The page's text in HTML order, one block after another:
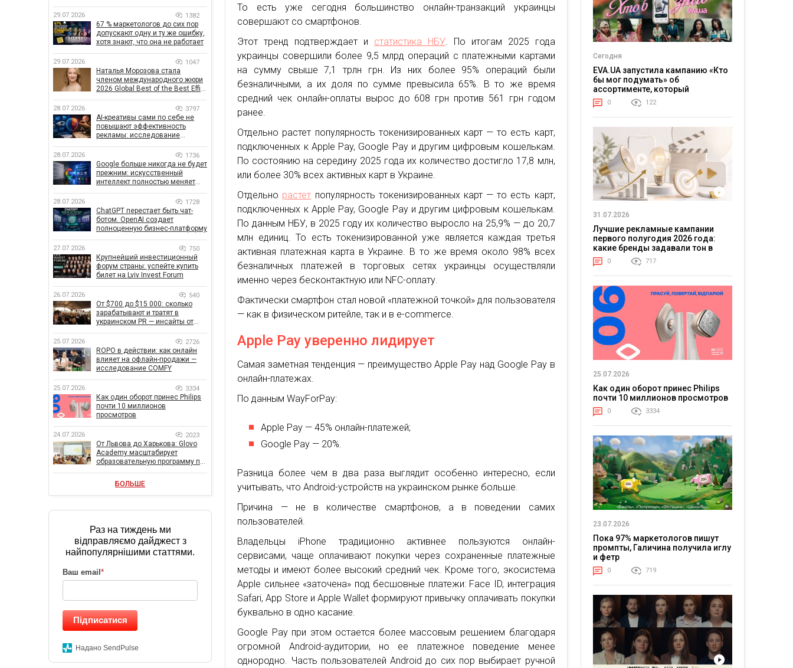
То есть уже сегодня большинство онлайн-транзакций украинцы
совершают со смартфонов.
Этот тренд подтверждает и статистика НБУ. По итогам 2025 года
украинцы совершили более 9,5 млрд операций с платежными картами
на сумму свыше 7,1 трлн грн. Из них более 95% операций были
безналичными, а их доля по сумме превысила 65%. В то же время
средний чек онлайн-оплаты вырос до 608 грн против 561 грн годом
ранее.
Отдельно растет популярность токенизированных карт — то есть карт,
подключенных к Apple Pay, Google Pay и другим цифровым кошелькам.
По состоянию на середину 2025 года их количество достигло 17,8 млн,
или более 30% всех активных карт в Украине.
Отдельно растет популярность токенизированных карт — то есть карт,
подключенных к Apple Pay, Google Pay и другим цифровым кошелькам.
По данным НБУ, в 2025 году их количество выросло на 25,9% — до 20,7
млн единиц. То есть токенизированной уже является каждая третья
активная платежная карта в Украине. В то же время около 98% всех
безналичных платежей в торговых сетях украинцы осуществляли
именно через бесконтактную или NFC-оплату.
Фактически смартфон стал новой «платежной точкой» для пользователя
— как в физическом ритейле, так и в e-commerce.
Apple Pay уверенно лидирует
Самая заметная тенденция — преимущество Apple Pay над Google Pay в
онлайн-платежах.
По данным WayForPay:
Apple Pay — 45% онлайн-платежей;
Google Pay — 20%.
Разница более чем в два раза выглядит особенно интересно, если
учитывать, что Android-устройств на украинском рынке больше.
Причина — не в количестве смартфонов, а в поведении самих
пользователей.
Владельцы iPhone традиционно активнее пользуются онлайн-
сервисами, чаще оплачивают покупки через сохраненные платежные
методы и имеют более высокий средний чек. Кроме того, экосистема
Apple сильнее «заточена» под бесшовные платежи: Face ID, интеграция
Safari, App Store и Apple Wallet формируют привычку оплачивать покупки
буквально в одно касание.
Google Pay при этом остается более массовым решением благодаря
огромной Android-аудитории, но ее платежное поведение менее
однородно. Часть пользователей Android до сих пор выбирает ручной
29.07.2026 1382
67 % маркетологов до сих пор
допускают одну и ту же ошибку,
хотя знают, что она не работает
29.07.2026 1047
Наталья Морозова стала
членом международного жюри
2026 Global Best of the Best Effie
28.07.2026 3797
AI-креативы сами по себе не
повышают эффективность
рекламы: исследование
влияет на эффективность
кампаний
28.07.2026 1736
Google больше никогда не будет
прежним: искусственный
интеллект полностью меняет
28.07.2026 1728
ChatGPT перестает быть чат-
ботом. OpenAI создает
полноценную бизнес-платформу
27.07.2026 750
Крупнейший инвестиционный
форум страны: успейте купить
билет на Lviv Invest Forum
26.07.2026 540
От $700 до $15 000: сколько
зарабатывают и тратят в
украинском PR — инсайты от
25.07.2026 2726
ROPO в действии: как онлайн
влияет на офлайн-продажи —
исследование COMFY
25.07.2026 3334
Как один оборот принес Philips
почти 10 миллионов
просмотров
24.07.2026 2023
От Львова до Харькова: Glovo
Academy масштабирует
образовательную программу по
бизнеса
БОЛЬШЕ
Раз на тиждень ми
відправляємо дайджест з
найпопулярнішими статтями.
Ваш email *
Підписатися
Надано SendPulse
Сегодня
EVA.UA запустила кампанию «Кто
бы мог подумать» об
ассортименте, который
покупатели не ожидают увидеть
на платформе
0 122
31.07.2026
Лучшие рекламные кампании
первого полугодия 2026 года:
какие бренды задавали тон в
отрасли
0 717
25.07.2026
Как один оборот принес Philips
почти 10 миллионов просмотров
0 3334
23.07.2026
Пока 97% маркетологов пишут
промпты, Галичина получила иглу
и фетр
0 719